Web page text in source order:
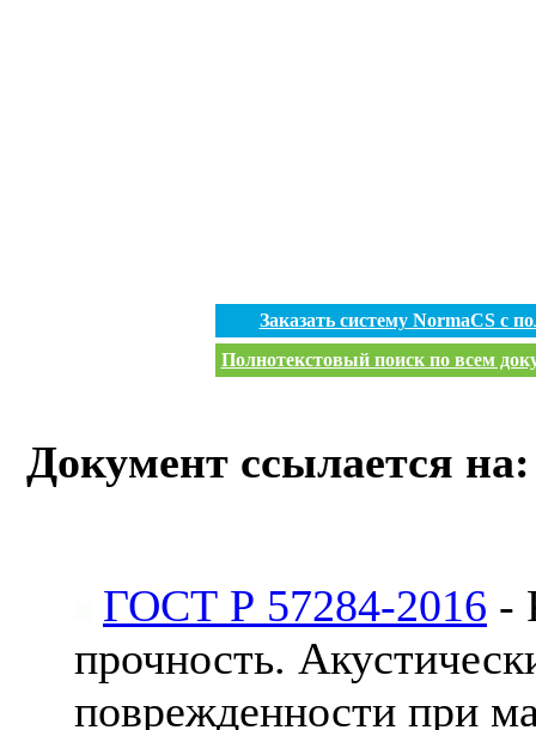
Заказать систему NormaCS с
Полнотекстовый поиск по всем
Документ ссылается на:
ГОСТ Р 57284-2016 -
прочность.
поврежденности при